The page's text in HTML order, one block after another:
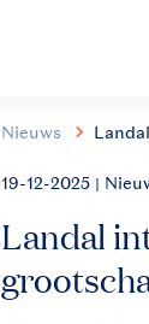
Nieuws
19-12-2025 |
Landal